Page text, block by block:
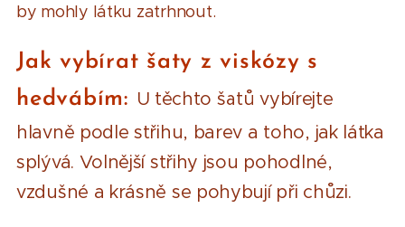
by mohly látku zatrhnout.
Jak vybírat šaty z viskózy s
hedvábím: U těchto šatů vybírejte
hlavně podle střihu, barev a toho, jak látka
splývá. Volnější střihy jsou pohodlné,
vzdušné a krásně se pohybují při chůzi.